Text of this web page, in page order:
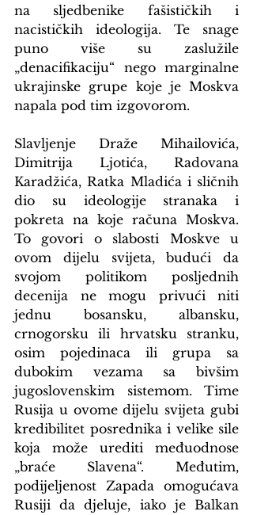
na sljedbenike fašističkih i
nacističkih ideologija. Te snage
puno više su zaslužile
„denacifikaciju“ nego marginalne
ukrajinske grupe koje je Moskva
napala pod tim izgovorom.
Slavljenje Draže Mihailovića,
Dimitrija Ljotića, Radovana
Karadžića, Ratka Mladića i sličnih
dio su ideologije stranaka i
pokreta na koje računa Moskva.
To govori o slabosti Moskve u
ovom dijelu svijeta, budući da
svojom politikom posljednih
decenija ne mogu privući niti
jednu bosansku, albansku,
crnogorsku ili hrvatsku stranku,
osim pojedinaca ili grupa sa
dubokim vezama sa bivšim
jugoslovenskim sistemom. Time
Rusija u ovome dijelu svijeta gubi
kredibilitet posrednika i velike sile
koja može urediti međuodnose
„braće Slavena“. Međutim,
podijeljenost Zapada omogućava
Rusiji da djeluje, iako je Balkan